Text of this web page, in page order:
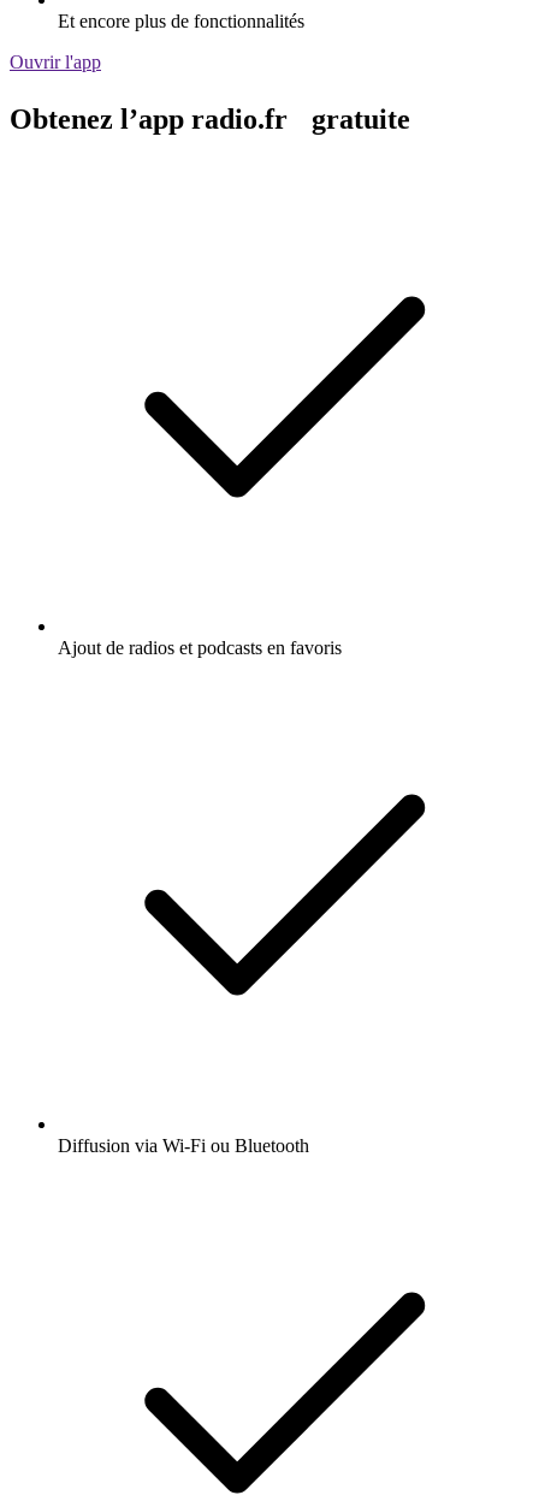
Et encore plus de fonctionnalités
Ouvrir l'app
Obtenez l’app radio.fr gratuite
Ajout de radios et podcasts en favoris
Diffusion via Wi-Fi ou Bluetooth